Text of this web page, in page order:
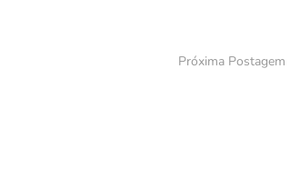
Próxima Postagem